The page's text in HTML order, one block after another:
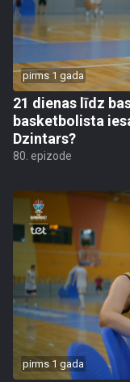
pirms 1 gada
21 dienas līdz
basketbolista
Dzintars?
80. epizode
pirms 1 gada